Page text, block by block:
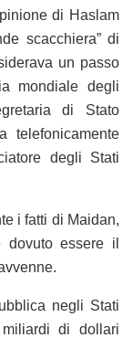
di Haslam
scacchiera” di
un passo
mondiale degli
di Stato
telefonicamente
degli Stati
i fatti di Maidan,
essere il
negli Stati
di dollari